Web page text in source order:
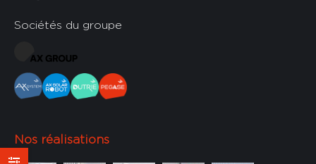
Sociétés du groupe
Nos réalisations